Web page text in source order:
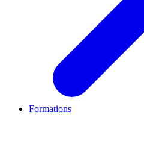
Formations